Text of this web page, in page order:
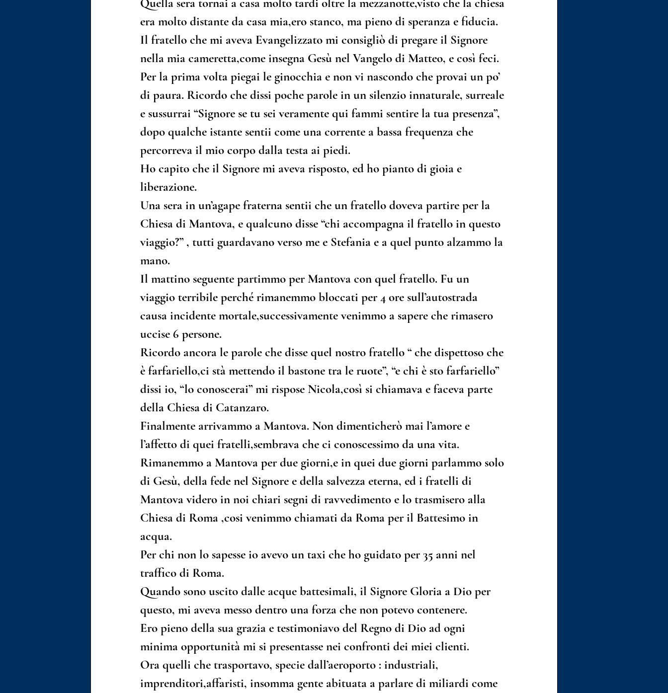
Quella sera tornai a casa molto tardi oltre la mezzanotte,visto che la chiesa
era molto distante da casa mia,ero stanco, ma pieno di speranza e fiducia.
Il fratello che mi aveva Evangelizzato mi consigliò di pregare il Signore
nella mia cameretta,come insegna Gesù nel Vangelo di Matteo, e così feci.
Per la prima volta piegai le ginocchia e non vi nascondo che provai un po’
di paura. Ricordo che dissi poche parole in un silenzio innaturale, surreale
e sussurrai “Signore se tu sei veramente qui fammi sentire la tua presenza”,
dopo qualche istante sentii come una corrente a bassa frequenza che
percorreva il mio corpo dalla testa ai piedi.
Ho capito che il Signore mi aveva risposto, ed ho pianto di gioia e
liberazione.
Una sera in un’agape fraterna sentii che un fratello doveva partire per la
Chiesa di Mantova, e qualcuno disse “chi accompagna il fratello in questo
viaggio?” , tutti guardavano verso me e Stefania e a quel punto alzammo la
mano.
Il mattino seguente partimmo per Mantova con quel fratello. Fu un
viaggio terribile perché rimanemmo bloccati per 4 ore sull’autostrada
causa incidente mortale,successivamente venimmo a sapere che rimasero
uccise 6 persone.
Ricordo ancora le parole che disse quel nostro fratello “ che dispettoso che
è farfariello,ci stà mettendo il bastone tra le ruote”, “e chi è sto farfariello”
dissi io, “lo conoscerai” mi rispose Nicola,così si chiamava e faceva parte
della Chiesa di Catanzaro.
Finalmente arrivammo a Mantova. Non dimenticherò mai l’amore e
l’affetto di quei fratelli,sembrava che ci conoscessimo da una vita.
Rimanemmo a Mantova per due giorni,e in quei due giorni parlammo solo
di Gesù, della fede nel Signore e della salvezza eterna, ed i fratelli di
Mantova videro in noi chiari segni di ravvedimento e lo trasmisero alla
Chiesa di Roma ,cosi venimmo chiamati da Roma per il Battesimo in
acqua.
Per chi non lo sapesse io avevo un taxi che ho guidato per 35 anni nel
traffico di Roma.
Quando sono uscito dalle acque battesimali, il Signore Gloria a Dio per
questo, mi aveva messo dentro una forza che non potevo contenere.
Ero pieno della sua grazia e testimoniavo del Regno di Dio ad ogni
minima opportunità mi si presentasse nei confronti dei miei clienti.
Ora quelli che trasportavo, specie dall’aeroporto : industriali,
imprenditori,affaristi, insomma gente abituata a parlare di miliardi come